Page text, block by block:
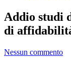
Addio studi
di
Nessun commento